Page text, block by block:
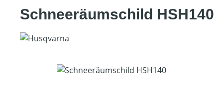
Schneeräumschild HSH140
Bildergalerie überspringen